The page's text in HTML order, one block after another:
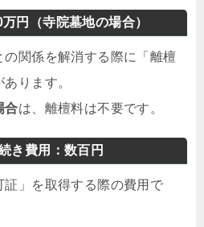
円（寺院墓地の場合）
関係を解消する際に「離檀
ります。
合は、離檀料は不要です。
き費用：数百円
」を取得する際の費用で